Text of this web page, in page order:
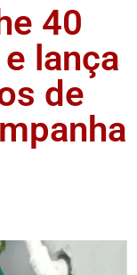
40
lança
de